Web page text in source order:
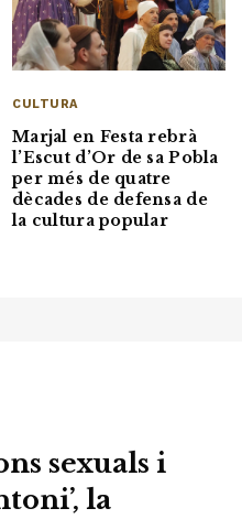
CULTURA
Marjal en Festa rebrà
l’Escut d’Or de sa Pobla
per més de quatre
dècades de defensa de
la cultura popular
sexuals i
la